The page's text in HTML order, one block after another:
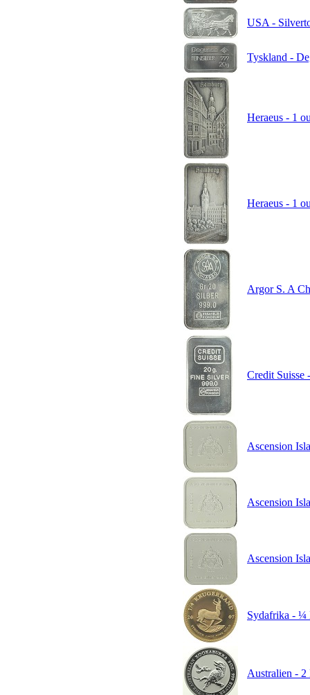
USA -
Tyskland -
Heraeus - 1
Heraeus - 1
Argor S. A
Credit Suisse
Ascension
Ascension
Ascension
Sydafrika - ¼
Australien -